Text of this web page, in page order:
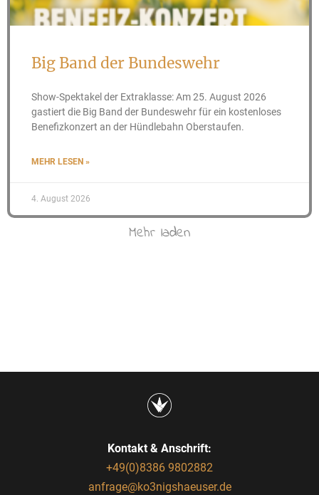
Big Band der Bundeswehr
Show-Spektakel der Extraklasse: Am 25. August 2026
gastiert die Big Band der Bundeswehr für ein kostenloses
Benefizkonzert an der Hündlebahn Oberstaufen.
MEHR LESEN »
4. August 2026
Mehr laden
Kontakt & Anschrift:
+49(0)8386 9802882
anfrage@ko3nigshaeuser.de